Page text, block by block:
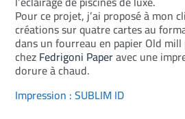
Pour ce projet, j’ai proposé à mon
créations sur quatre cartes au
dans un fourreau en papierOld
chezFedrigoni Paperavec une
dorure à chaud.
Impression :SUBLIM ID